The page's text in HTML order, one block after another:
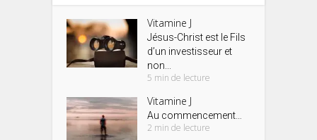
Vitamine J
Jésus-Christ est le Fils
d’un investisseur et
non...
5 min de lecture
Vitamine J
Au commencement…
2 min de lecture